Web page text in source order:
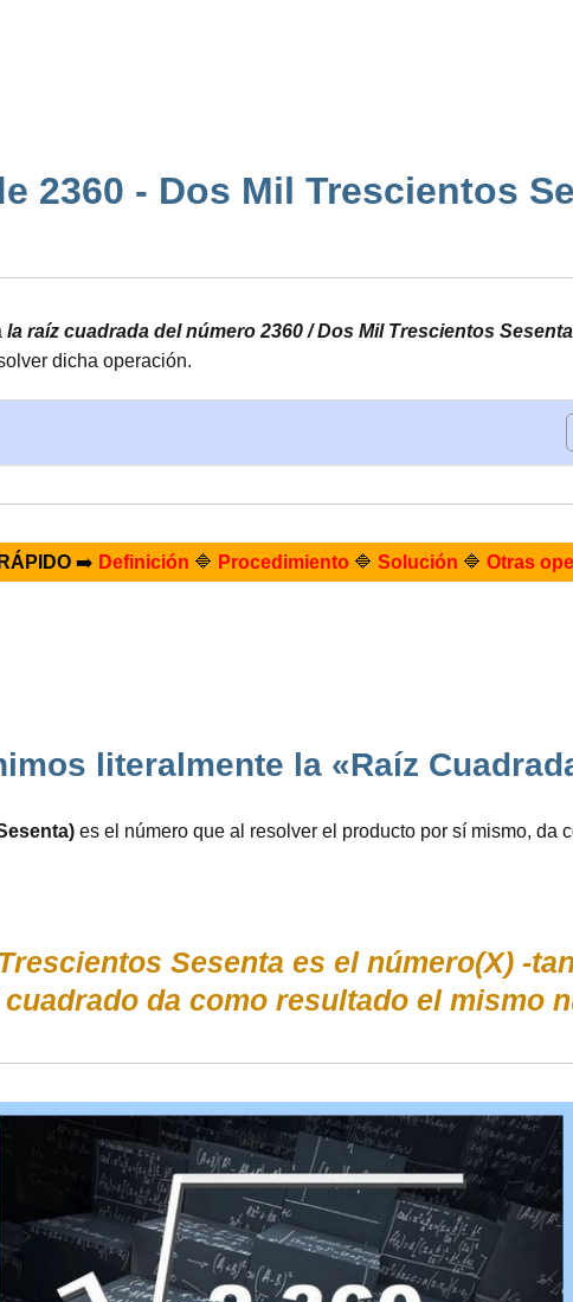
2360 - Dos Mil Trescientos
la raíz cuadrada del número 2360 / Dos Mil Trescientos Sesenta
dicha operación.
➡️ Definición 🔷 Procedimiento🔷 Solución 🔷 Otras
literalmente la «Raíz
es el número que al resolver el producto por sí mismo, da
Sesenta es el número(X) -
da como resultado el mismo